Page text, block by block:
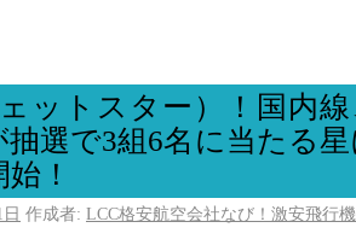
ェットスター）！国内
抽選で3組6名に当たる
！
作成者: LCC格安航空会社なび！激安飛行